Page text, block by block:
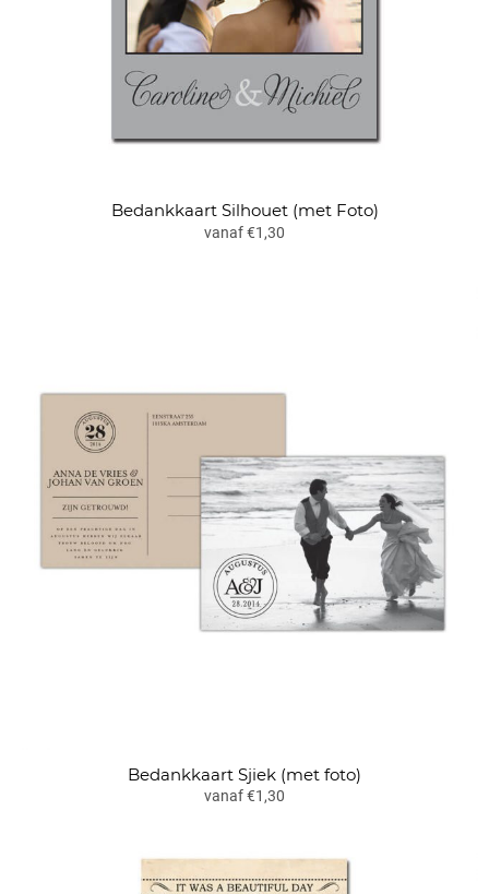
Bedankkaart Silhouet (met Foto)
vanaf €1,30
Bedankkaart Sjiek (met foto)
vanaf €1,30